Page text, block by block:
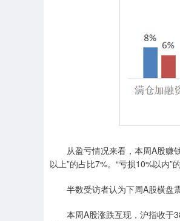
从盈亏情况来看，本周A股赚钱
以上”的占比7%。“亏损10%以内”
半数受访者认为下周A股横盘
本周A股涨跌互现，沪指收于